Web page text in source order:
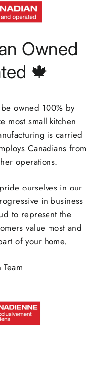
Owned
🍁
owned 100% by
most small kitchen
is carried
Canadians from
operations.
ourselves in our
in business
to represent the
value most and
of your home.
Team